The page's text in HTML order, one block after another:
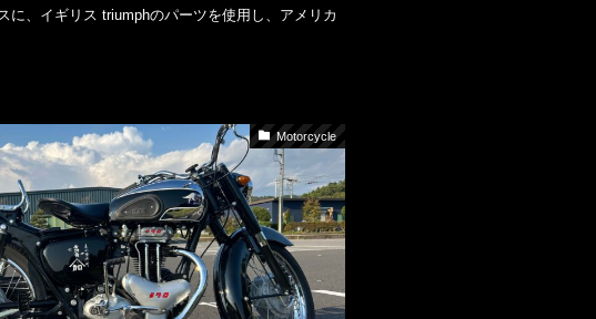
に、イギリス triumphのパーツを使用し、アメリカ
Motorcycle